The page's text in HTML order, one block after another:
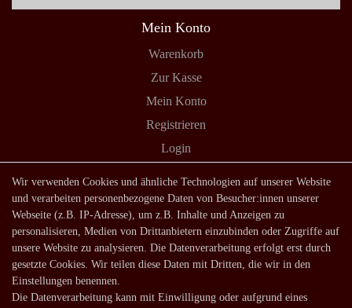
Mein Konto
Warenkorb
Zur Kasse
Mein Konto
Registrieren
Login
Shop
Lagerverkauf
Zahlungsarten
Versandarten und -kosten
Service
Wir verwenden Cookies und ähnliche Technologien auf unserer Website
und verarbeiten personenbezogene Daten von Besucher:innen unserer
Webseite (z.B. IP-Adresse), um z.B. Inhalte und Anzeigen zu
personalisieren, Medien von Drittanbietern einzubinden oder Zugriffe auf
unsere Website zu analysieren. Die Datenverarbeitung erfolgt erst durch
gesetzte Cookies. Wir teilen diese Daten mit Dritten, die wir in den
Einstellungen benennen.
Die Datenverarbeitung kann mit Einwilligung oder aufgrund eines